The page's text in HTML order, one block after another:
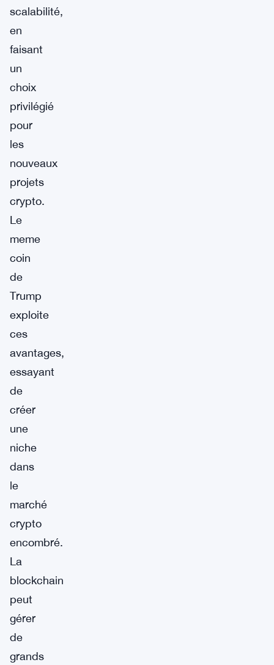
scalabilité,
en
faisant
un
choix
privilégié
pour
les
nouveaux
projets
crypto.
Le
meme
coin
de
Trump
exploite
ces
avantages,
essayant
de
créer
une
niche
dans
le
marché
crypto
encombré.
La
blockchain
peut
gérer
de
grands